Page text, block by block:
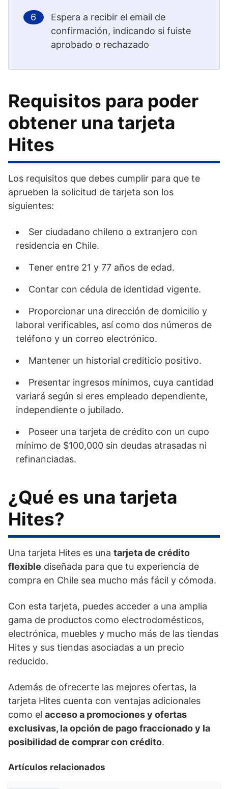
Espera a recibir el email de
confirmación, indicando si fuiste
aprobado o rechazado
Requisitos para poder
obtener una tarjeta
Hites
Los requisitos que debes cumplir para que te
aprueben la solicitud de tarjeta son los
siguientes:
Ser ciudadano chileno o extranjero con
residencia en Chile.
Tener entre 21 y 77 años de edad.
Contar con cédula de identidad vigente.
Proporcionar una dirección de domicilio y
laboral verificables, así como dos números de
teléfono y un correo electrónico.
Mantener un historial crediticio positivo.
Presentar ingresos mínimos, cuya cantidad
variará según si eres empleado dependiente,
independiente o jubilado.
Poseer una tarjeta de crédito con un cupo
mínimo de $100,000 sin deudas atrasadas ni
refinanciadas.
¿Qué es una tarjeta
Hites?
Una tarjeta Hites es una tarjeta de crédito
flexible diseñada para que tu experiencia de
compra en Chile sea mucho más fácil y cómoda.
Con esta tarjeta, puedes acceder a una amplia
gama de productos como electrodomésticos,
electrónica, muebles y mucho más de las tiendas
Hites y sus tiendas asociadas a un precio
reducido.
Además de ofrecerte las mejores ofertas, la
tarjeta Hites cuenta con ventajas adicionales
como el acceso a promociones y ofertas
exclusivas, la opción de pago fraccionado y la
posibilidad de comprar con crédito.
Artículos relacionados